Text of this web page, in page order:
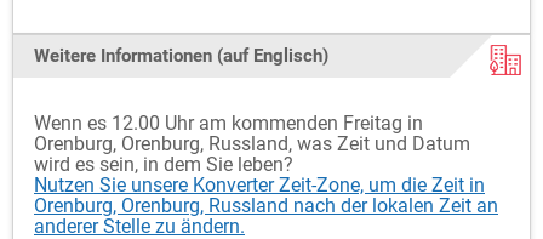
Weitere Informationen (auf Englisch)
Wenn es 12.00 Uhr am kommenden Freitag in
Orenburg, Orenburg, Russland, was Zeit und Datum
wird es sein, in dem Sie leben?
Nutzen Sie unsere Konverter Zeit-Zone, um die Zeit in
Orenburg, Orenburg, Russland nach der lokalen Zeit an
anderer Stelle zu ändern.